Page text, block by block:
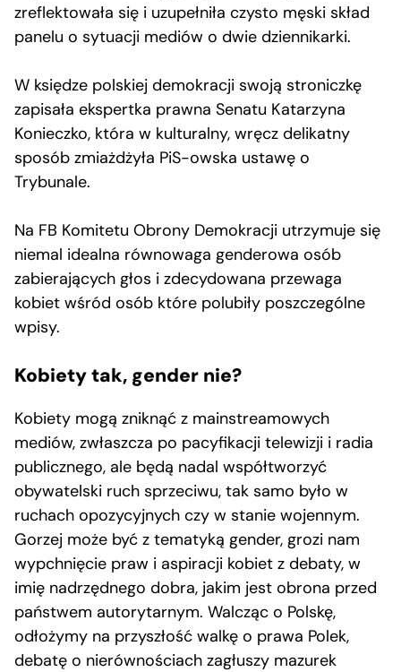
zreflektowała się i uzupełniła czysto męski skład
panelu o sytuacji mediów o dwie dziennikarki.
W księdze polskiej demokracji swoją stroniczkę
zapisała ekspertka prawna Senatu Katarzyna
Konieczko, która w kulturalny, wręcz delikatny
sposób zmiażdżyła PiS-owska ustawę o
Trybunale.
Na FB Komitetu Obrony Demokracji utrzymuje się
niemal idealna równowaga genderowa osób
zabierających głos i zdecydowana przewaga
kobiet wśród osób które polubiły poszczególne
wpisy.
Kobiety tak, gender nie?
Kobiety mogą zniknąć z mainstreamowych
mediów, zwłaszcza po pacyfikacji telewizji i radia
publicznego, ale będą nadal współtworzyć
obywatelski ruch sprzeciwu, tak samo było w
ruchach opozycyjnych czy w stanie wojennym.
Gorzej może być z tematyką gender, grozi nam
wypchnięcie praw i aspiracji kobiet z debaty, w
imię nadrzędnego dobra, jakim jest obrona przed
państwem autorytarnym. Walcząc o Polskę,
odłożymy na przyszłość walkę o prawa Polek,
debatę o nierównościach zagłuszy mazurek